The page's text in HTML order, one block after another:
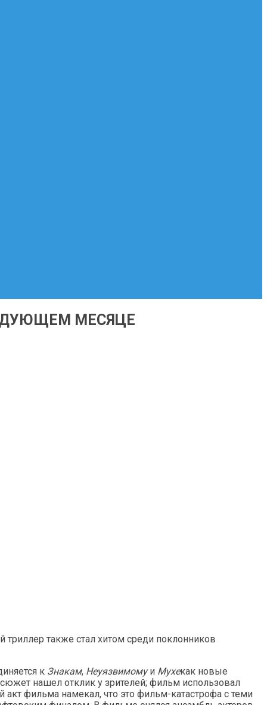
МЕСЯЦЕ
также стал хитом среди поклонников
к Знакам, Неуязвимомуи Мухекак новые
нашел отклик у зрителей; фильм использовал
фильма намекал, что это фильм-катастрофа с теми